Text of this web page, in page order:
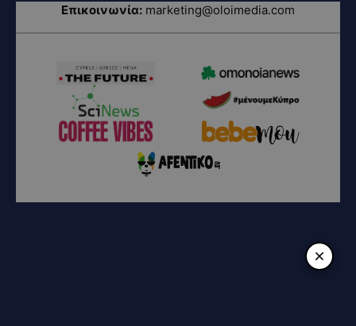
Επικοινωνία: marketing@oloimedia.com